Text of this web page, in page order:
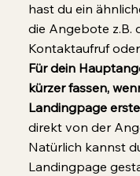
hast du ein
die Angebote z.B.
Kontaktaufruf
Für dein
kürzer fassen,
Landingpage
direkt von der
Natürlich kannst
Landingpage